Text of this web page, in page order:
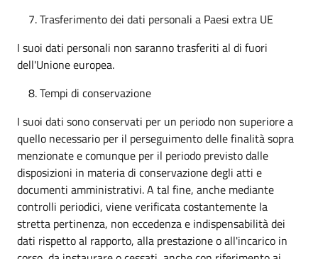
Trasferimento dei dati personali a Paesi extra UE
I suoi dati personali non saranno trasferiti al di fuori
dell'Unione europea.
Tempi di conservazione
I suoi dati sono conservati per un periodo non superiore a
quello necessario per il perseguimento delle finalità sopra
menzionate e comunque per il periodo previsto dalle
disposizioni in materia di conservazione degli atti e
documenti amministrativi. A tal fine, anche mediante
controlli periodici, viene verificata costantemente la
stretta pertinenza, non eccedenza e indispensabilità dei
dati rispetto al rapporto, alla prestazione o all'incarico in